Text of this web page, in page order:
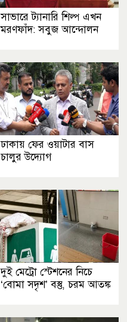
সাভারে ট্যানারি শিল্প এখন
মরণফাঁদ: সবুজ আন্দোলন
ঢাকায় ফের ওয়াটার বাস
চালুর উদ্যোগ
দুই মেট্রো স্টেশনের নিচে
‘বোমা সদৃশ’ বস্তু, চরম আতঙ্ক